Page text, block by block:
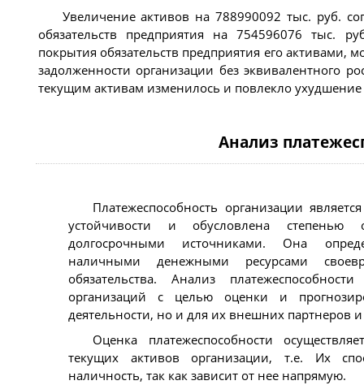
Увеличение активов на 788990092 тыс. руб.
обязательств предприятия на 754596076 тыс.
покрытия обязательств предприятия его активами,
задолженности организации без эквивалентного
текущим активам изменилось и повлекло ухудшение
Анализ
Платежеспособность организации
устойчивости и обусловлена степенью
долгосрочными источниками. Она
наличными денежными ресурсами
обязательства. Анализ
организаций с целью оценки и
деятельности, но и для их внешних партнеров
Оценка платежеспособности
текущих активов организации, т.е. Их
наличность, так как зависит от нее напрямую.